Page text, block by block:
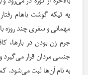
یه تیکه گوشت باهام
مهمانی و سفری چند روزه
جرم زن بودن در بارها،
جنسی مردان قرار می‌گیرد
به نام آن‌ها ثبت می‌شود.